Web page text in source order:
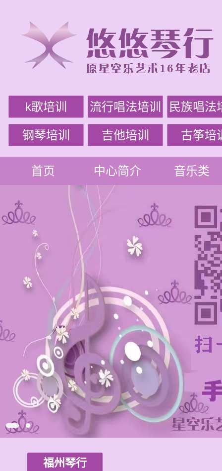
k歌培训 流行唱法培训 民族唱法
钢琴培训 吉他培训 古筝培
首页 中心简介 音乐类
福州琴行